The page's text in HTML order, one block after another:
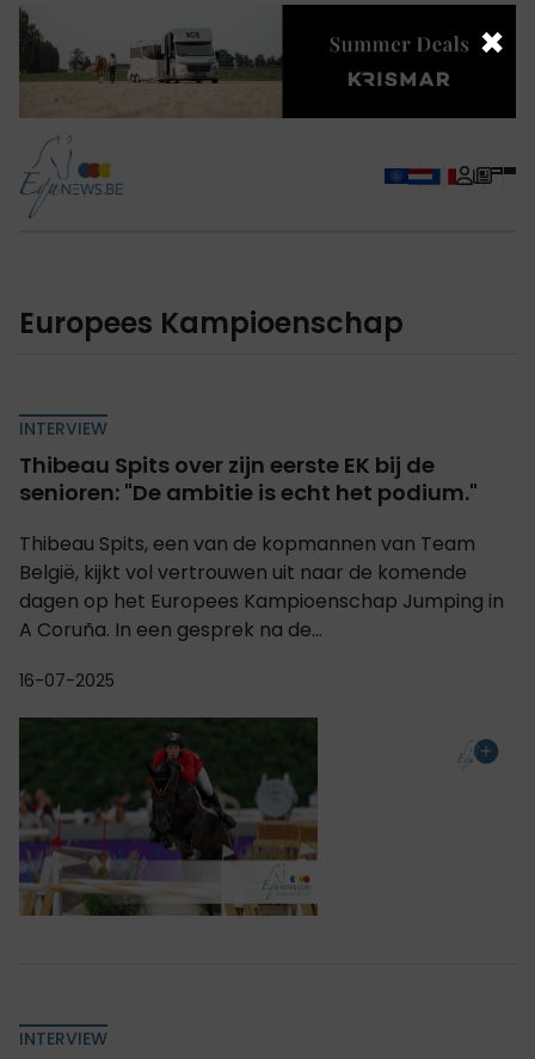
Europees Kampioenschap
INTERVIEW
Thibeau Spits over zijn eerste EK bij de
senioren: "De ambitie is echt het podium."
Thibeau Spits, een van de kopmannen van Team
België, kijkt vol vertrouwen uit naar de komende
dagen op het Europees Kampioenschap Jumping in
A Coruña. In een gesprek na de...
16-07-2025
INTERVIEW
×